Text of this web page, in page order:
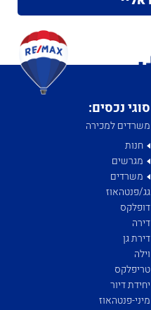
סוגי נכסים:
משרדים למכירה
חנות
מגרשים
משרדים
גג/פנטהאוז
דופלקס
דירה
דירת גן
וילה
טריפלקס
יחידת דיור
מיני-פנטהאוז